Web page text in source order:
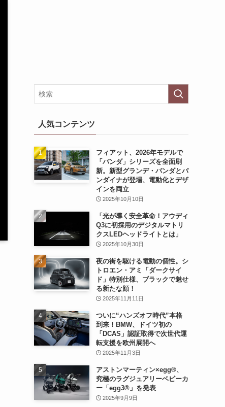
人気コンテンツ
フィアット、2026年モデルで
「パンダ」シリーズを全面刷
新。新型グランデ・パンダとパ
ンダイナが登場、電動化とデザ
インを両立
2025年10月10日
「光が導く安全革命！アウディ
Q3に初採用のデジタルマトリ
クスLEDヘッドライトとは」
2025年10月30日
夜の街を駆ける電動の個性。シ
トロエン・アミ「ダークサイ
ド」特別仕様、ブラックで魅せ
る新たな顔！
2025年11月11日
ついに“ハンズオフ時代”本格
到来！BMW、ドイツ初の
「DCAS」認証取得で次世代運
転支援を欧州展開へ
2025年11月3日
アストンマーティン×egg®、
究極のラグジュアリーベビーカ
ー「egg3®」を発表
2025年9月9日